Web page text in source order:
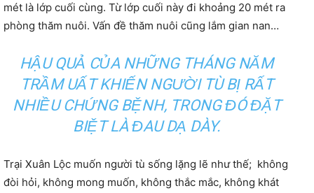
mét là lớp cuối cùng. Từ lớp cuối này đi khoảng 20 mét ra
phòng thăm nuôi. Vấn đề thăm nuôi cũng lắm gian nan…
HẬU QUẢ CỦA NHỮNG THÁNG NĂM
TRẦM UẤT KHIẾN NGƯỜI TÙ BỊ RẤT
NHIỀU CHỨNG BỆNH, TRONG ĐÓ ĐẶT
BIỆT LÀ ĐAU DẠ DÀY.
Trại Xuân Lộc muốn người tù sống lặng lẽ như thế; không
đòi hỏi, không mong muốn, không thắc mắc, không khát